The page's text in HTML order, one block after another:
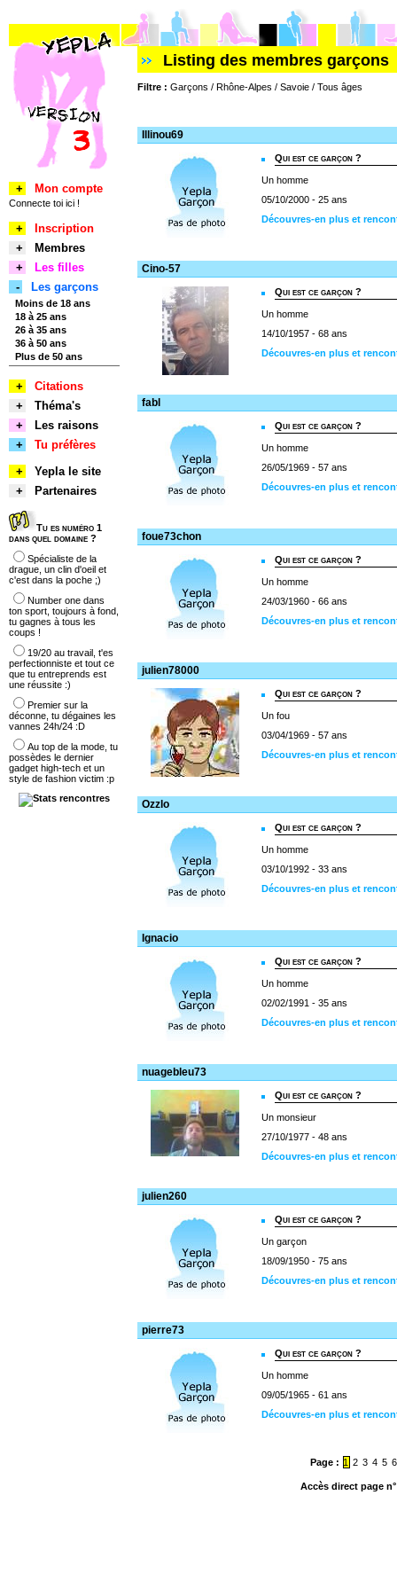
Listing des membres garçons
Filtre : Garçons / Rhône-Alpes / Savoie / Tous âges
Illinou69
Qui est ce garçon ?
Un homme
05/10/2000 - 25 ans
Découvres-en plus et
Cino-57
Qui est ce garçon ?
Un homme
14/10/1957 - 68 ans
Découvres-en plus et
fabl
Qui est ce garçon ?
Un homme
26/05/1969 - 57 ans
Découvres-en plus et
foue73chon
Qui est ce garçon ?
Un homme
24/03/1960 - 66 ans
Découvres-en plus et
julien78000
Qui est ce garçon ?
Un fou
03/04/1969 - 57 ans
Découvres-en plus et
Ozzlo
Qui est ce garçon ?
Un homme
03/10/1992 - 33 ans
Découvres-en plus et
Ignacio
Qui est ce garçon ?
Un homme
02/02/1991 - 35 ans
Découvres-en plus et
nuagebleu73
Qui est ce garçon ?
Un monsieur
27/10/1977 - 48 ans
Découvres-en plus et
julien260
Qui est ce garçon ?
Un garçon
18/09/1950 - 75 ans
Découvres-en plus et
pierre73
Qui est ce garçon ?
Un homme
09/05/1965 - 61 ans
Découvres-en plus et
Page : 1 2 3 4 5 6
Accès direct page
+ Mon compte
Connecte toi ici !
+
Inscription
+
Membres
+
Les filles
-
Les garçons
Moins de 18 ans
18 à 25 ans
26 à 35 ans
36 à 50 ans
Plus de 50 ans
+
Citations
+
Théma's
+
Les raisons
+
Tu préfères
+
Yepla le site
+
Partenaires
Tu es numéro 1
dans quel domaine ?
Spécialiste de la
drague, un clin d'oeil et
c'est dans la poche ;)
Number one dans
ton sport, toujours à fond,
tu gagnes à tous les
coups !
19/20 au travail, t'es
perfectionniste et tout ce
que tu entreprends est
une réussite :)
Premier sur la
déconne, tu dégaines les
vannes 24h/24 :D
Au top de la mode, tu
possèdes le dernier
gadget high-tech et un
style de fashion victim :p